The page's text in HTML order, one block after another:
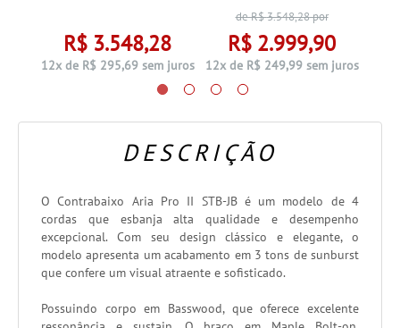
R$ 3.548,28
12x de R$ 295,69 sem juros
de R$3.548,28por
R$ 2.999,90
12x de R$ 249,99 sem juros
DESCRIÇÃO
O Contrabaixo Aria Pro II STB-JB é um modelo de 4
cordas que esbanja alta qualidade e desempenho
excepcional. Com seu design clássico e elegante, o
modelo apresenta um acabamento em 3 tons de sunburst
que confere um visual atraente e sofisticado.
Possuindo corpo em Basswood, que oferece excelente